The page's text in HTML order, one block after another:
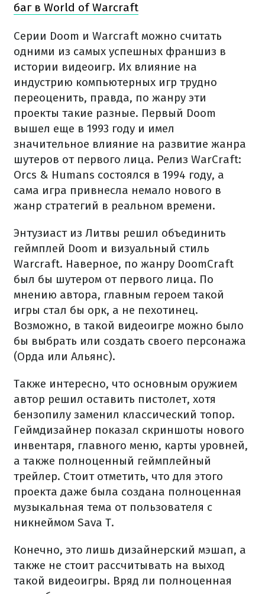
баг в World of Warcraft
Серии Doom и Warcraft можно считать
одними из самых успешных франшиз в
истории видеоигр. Их влияние на
индустрию компьютерных игр трудно
переоценить, правда, по жанру эти
проекты такие разные. Первый Doom
вышел еще в 1993 году и имел
значительное влияние на развитие жанра
шутеров от первого лица. Релиз WarCraft:
Orcs & Humans состоялся в 1994 году, а
сама игра привнесла немало нового в
жанр стратегий в реальном времени.
Энтузиаст из Литвы решил объединить
геймплей Doom и визуальный стиль
Warcraft. Наверное, по жанру DoomCraft
был бы шутером от первого лица. По
мнению автора, главным героем такой
игры стал бы орк, а не пехотинец.
Возможно, в такой видеоигре можно было
бы выбрать или создать своего персонажа
(Орда или Альянс).
Также интересно, что основным оружием
автор решил оставить пистолет, хотя
бензопилу заменил классический топор.
Геймдизайнер показал скриншоты нового
инвентаря, главного меню, карты уровней,
а также полноценный геймплейный
трейлер. Стоит отметить, что для этого
проекта даже была создана полноценная
музыкальная тема от пользователя с
никнеймом Sava T.
Конечно, это лишь дизайнерский мэшап, а
также не стоит рассчитывать на выход
такой видеоигры. Вряд ли полноценная